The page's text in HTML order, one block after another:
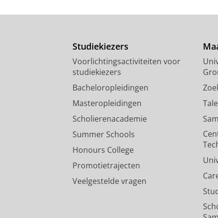
Studiekiezers
Voorlichtingsactiviteiten voor
studiekiezers
Bacheloropleidingen
Masteropleidingen
Scholierenacademie
Summer Schools
Honours College
Promotietrajecten
Veelgestelde vragen